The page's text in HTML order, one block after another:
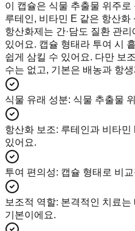
이 캡슐은 식물 추출물 위주
루테인, 비타민 E 같은 항산화
항산화제는 간·담도 질환 관
있어요. 캡슐 형태라 투여 시
쉽게 삼킬 수 있어요. 다만 보
수는 없고, 기본은 배농과 항
식물 유래 성분: 식물 추출물
항산화 보조: 루테인과 비타민
있어요.
투여 편의성: 캡슐 형태로 비
보조적 역할: 본격적인 치료는
기본이에요.